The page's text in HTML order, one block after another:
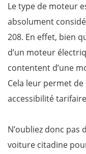
Le type de moteur
absolument
208. En effet, bien
d’un moteur
contentent d’une
Cela leur permet
accessibilité
N’oubliez donc
voiture citadine